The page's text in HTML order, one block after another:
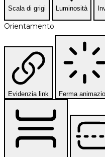
Scala di grigi Luminosità
Orientamento
Evidenzia link Ferma